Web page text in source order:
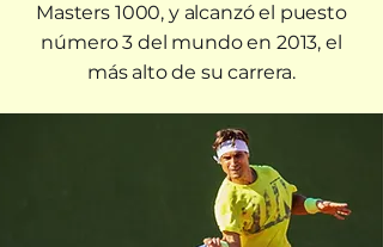
Masters 1000, y alcanzó el puesto
número 3 del mundo en 2013, el
más alto de su carrera.